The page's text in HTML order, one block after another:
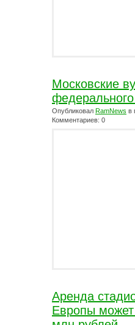
Московские
Опубликовал RamNews в
Комментариев: 0
Аренда
Европы